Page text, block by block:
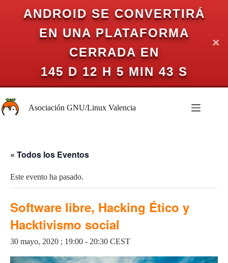
ANDROID SE CONVERTIRÁ
EN UNA PLATAFORMA
CERRADA EN
145 D 12 H 5 MIN 43 S
✕
al
contenidoAsociación GNU/Linux Valencia
« Todos los Eventos
Este evento ha pasado.
Software libre, Hacking Ético y
Hacktivismo social
30 mayo, 2020 ; 19:00 - 20:30 CEST